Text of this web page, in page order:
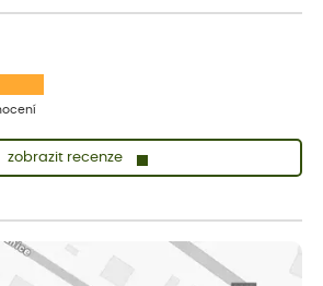
zobrazit recenze
rychle krásně zabalené. Rostlinky po přesazení